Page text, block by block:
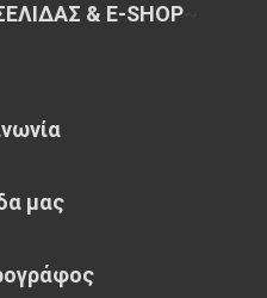
& E-SHOP~
μας